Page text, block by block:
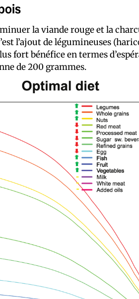
la viande rouge et la
l’ajout de légumineuses
fort bénéfice en termes
de 200 grammes.